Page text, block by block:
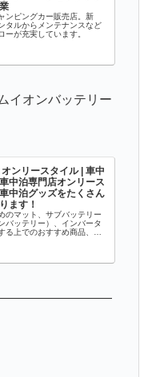
ンピングカー販売店。新
タルからメンテナンスなど
ーが充実しています。
イオンバッテリー
ンリースタイル | 車中
中泊専門店オンリース
中泊グッズをたくさん
ます！
のマット、サブバッテリー
バッテリー）、インバータ
る上でのおすすめ商品、車
。また、車内を快適にアレ